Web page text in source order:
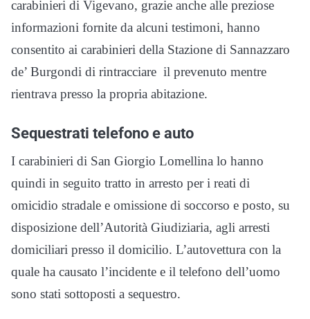
carabinieri di Vigevano, grazie anche alle preziose
informazioni fornite da alcuni testimoni, hanno
consentito ai carabinieri della Stazione di Sannazzaro
de’ Burgondi di rintracciare il prevenuto mentre
rientrava presso la propria abitazione.
Sequestrati telefono e auto
I carabinieri di San Giorgio Lomellina lo hanno
quindi in seguito tratto in arresto per i reati di
omicidio stradale e omissione di soccorso e posto, su
disposizione dell’Autorità Giudiziaria, agli arresti
domiciliari presso il domicilio. L’autovettura con la
quale ha causato l’incidente e il telefono dell’uomo
sono stati sottoposti a sequestro.